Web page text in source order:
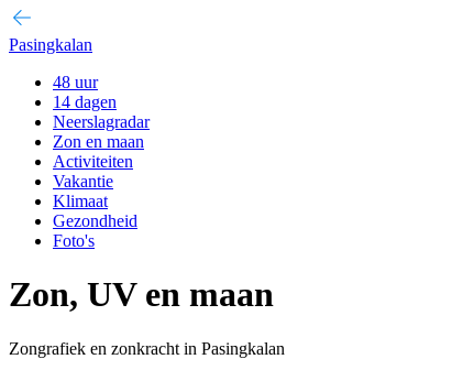
Pasingkalan
48 uur
14 dagen
Neerslagradar
Zon en maan
Activiteiten
Vakantie
Klimaat
Gezondheid
Foto's
Zon, UV en maan
Zongrafiek en zonkracht in Pasingkalan